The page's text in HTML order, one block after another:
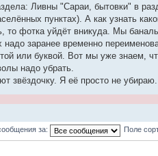
Ливны "Сараи, бытовки" в
пунктах). А как узнать
фотка уйдёт вникуда. Мы
заранее временно
или буквой. Вот мы уже
надо убрать.
звёздочку. Я её просто не
за: Поле